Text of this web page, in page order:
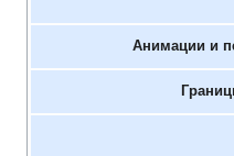
Анимации и